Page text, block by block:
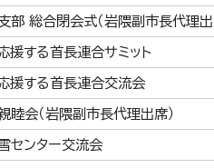
総合閉会式（岩隈副市長代理出
援する首長連合サミット
援する首長連合交流会
会（岩隈副市長代理出席）
センター交流会